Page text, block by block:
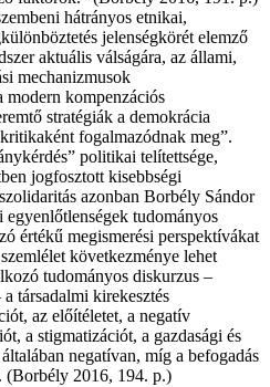
hátrányos etnikai,
jelenségkörét elemző
aktuális válságára, az állami,
mechanizmusok
modern kompenzációs
stratégiák a demokrácia
fogalmazódnak meg”.
politikai telítettsége,
jogfosztott kisebbségi
azonban Borbély Sándor
egyenlőtlenségek tudományos
értékű megismerési perspektívákat
következménye lehet
tudományos diskurzus –
társadalmi kirekesztés
az előítéletet, a negatív
a stigmatizációt, a gazdasági és
negatívan, míg a befogadás
(Borbély 2016, 194. p.)